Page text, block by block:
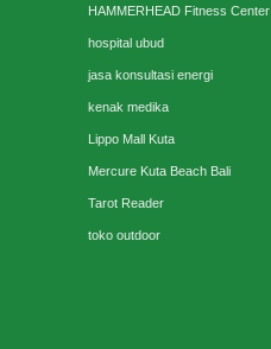
HAMMERHEAD Fitness Center
hospital ubud
jasa konsultasi energi
kenak medika
Lippo Mall Kuta
Mercure Kuta Beach Bali
Tarot Reader
toko outdoor